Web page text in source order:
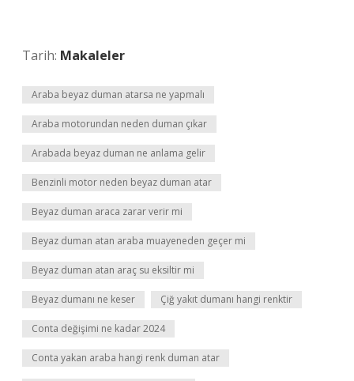
Tarih: Makaleler
Araba beyaz duman atarsa ne yapmalı
Araba motorundan neden duman çıkar
Arabada beyaz duman ne anlama gelir
Benzinli motor neden beyaz duman atar
Beyaz duman araca zarar verir mi
Beyaz duman atan araba muayeneden geçer mi
Beyaz duman atan araç su eksiltir mi
Beyaz dumanı ne keser Çiğ yakıt dumanı hangi renktir
Conta değişimi ne kadar 2024
Conta yakan araba hangi renk duman atar